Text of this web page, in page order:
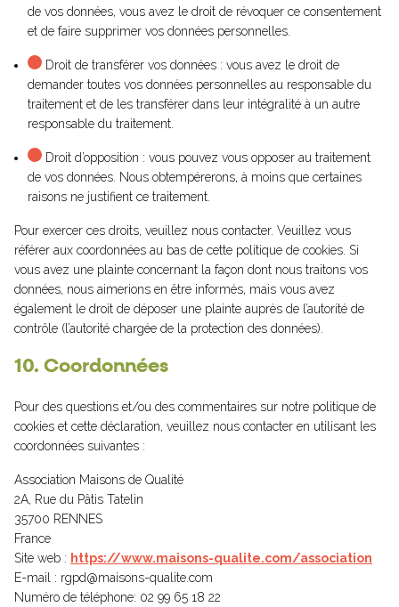
de vos données, vous avez le droit de révoquer ce consentement
et de faire supprimer vos données personnelles.
Droit de transférer vos données : vous avez le droit de
demander toutes vos données personnelles au responsable du
traitement et de les transférer dans leur intégralité à un autre
responsable du traitement.
Droit d’opposition : vous pouvez vous opposer au traitement
de vos données. Nous obtempérerons, à moins que certaines
raisons ne justifient ce traitement.
Pour exercer ces droits, veuillez nous contacter. Veuillez vous
référer aux coordonnées au bas de cette politique de cookies. Si
vous avez une plainte concernant la façon dont nous traitons vos
données, nous aimerions en être informés, mais vous avez
également le droit de déposer une plainte auprès de l’autorité de
contrôle (l’autorité chargée de la protection des données).
10. Coordonnées
Pour des questions et/ou des commentaires sur notre politique de
cookies et cette déclaration, veuillez nous contacter en utilisant les
coordonnées suivantes :
Association Maisons de Qualité
2A, Rue du Pâtis Tatelin
35700 RENNES
France
Site web : https://www.maisons-qualite.com/association
E-mail : moc.etilauq-snosiam@dpgr
Numéro de téléphone: 02 99 65 18 22